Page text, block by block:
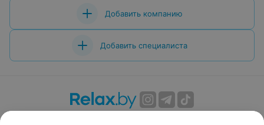
Добавить компанию
Добавить специалиста